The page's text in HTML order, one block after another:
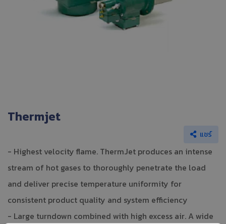
Thermjet
แชร์
- Highest velocity flame. ThermJet produces an intense
stream of hot gases to thoroughly penetrate the load
and deliver precise temperature uniformity for
consistent product quality and system efficiency
- Large turndown combined with high excess air. A wide